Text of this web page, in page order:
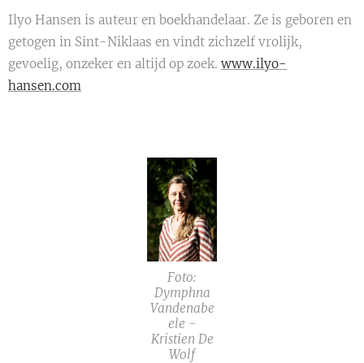
Ilyo Hansen is auteur en boekhandelaar. Ze is geboren en
getogen in Sint-Niklaas en vindt zichzelf vrolijk,
gevoelig, onzeker en altijd op zoek. www.ilyo-
hansen.com
Foto:
Dymphna
Vandenabe
ele -
Kristien De
Wolf